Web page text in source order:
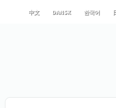
中文 DANSK 한국어